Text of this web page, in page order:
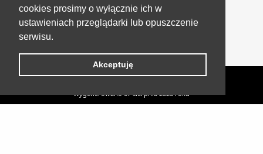
cookies prosimy o wyłącznie ich w
ustawieniach przeglądarki lub opuszczenie
serwisu.
Akceptuję
YouTube
Twitter
VideoTesty.pl Wszelkie prawa zastrzeżone
Wygenerowano 07 sierpnia 2026 roku